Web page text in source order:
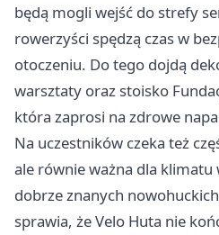
będą mogli wejść do strefy
rowerzyści spędzą czas w
otoczeniu. Do tego dojdą
warsztaty oraz stoisko
która zaprosi na zdrowe
Na uczestników czeka też
ale równie ważna dla klimatu
dobrze znanych
sprawia, że Velo Huta nie